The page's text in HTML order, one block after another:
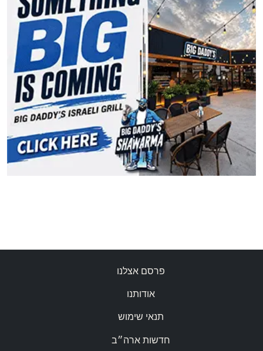
פרסם אצלנו
אודותנו
תנאי שימוש
חדשות ארה״ב